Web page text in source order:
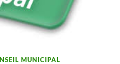
MUNICIPAL